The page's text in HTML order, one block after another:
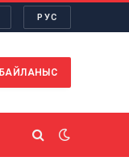
РУС
БАЙЛАНЫС